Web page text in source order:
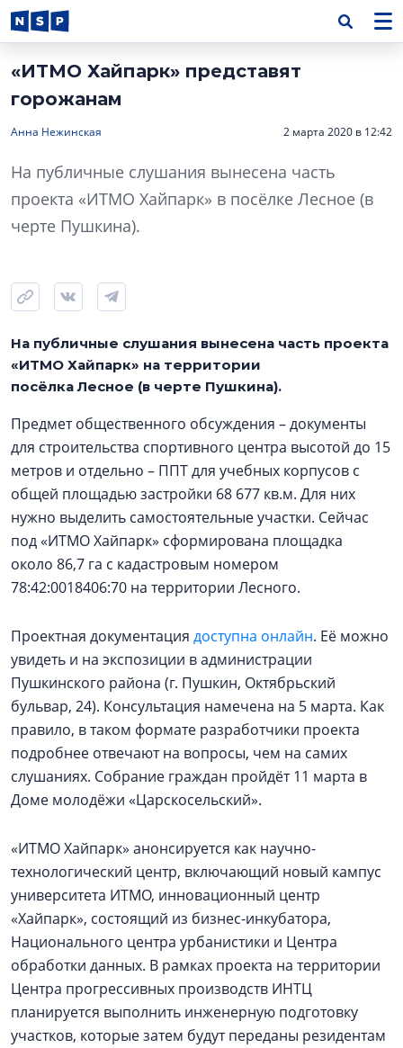
«ИТМО Хайпарк» представят
горожанам
Анна Нежинская 2 марта 2020 в 12:42
На публичные слушания вынесена часть
проекта «ИТМО Хайпарк» в посёлке Лесное (в
черте Пушкина).
На публичные слушания вынесена часть проекта
«ИТМО Хайпарк» на территории
посёлка Лесное (в черте Пушкина).
Предмет общественного обсуждения – документы
для строительства спортивного центра высотой до 15
метров и отдельно – ППТ для учебных корпусов с
общей площадью застройки 68 677 кв.м. Для них
нужно выделить самостоятельные участки. Сейчас
под «ИТМО Хайпарк» сформирована площадка
около 86,7 га с кадастровым номером
78:42:0018406:70 на территории Лесного.
Проектная документация доступна онлайн. Её можно
увидеть и на экспозиции в администрации
Пушкинского района (г. Пушкин, Октябрьский
бульвар, 24). Консультация намечена на 5 марта. Как
правило, в таком формате разработчики проекта
подробнее отвечают на вопросы, чем на самих
слушаниях. Собрание граждан пройдёт 11 марта в
Доме молодёжи «Царскосельский».
«ИТМО Хайпарк» анонсируется как научно-
технологический центр, включающий новый кампус
университета ИТМО, инновационный центр
«Хайпарк», состоящий из бизнес-инкубатора,
Национального центра урбанистики и Центра
обработки данных. В рамках проекта на территории
Центра прогрессивных производств ИНТЦ
планируется выполнить инженерную подготовку
участков, которые затем будут переданы резидентам